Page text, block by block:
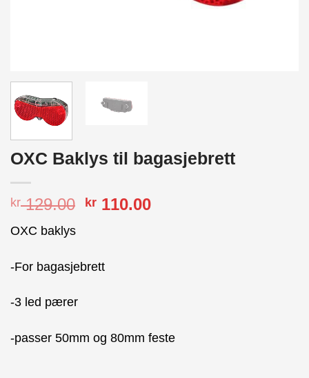
OXC Baklys til bagasjebrett
kr129.00 Opprinnelig
kr 110.00Nåværende
OXC baklys
-For bagasjebrett
-3 led pærer
-passer 50mm og 80mm feste